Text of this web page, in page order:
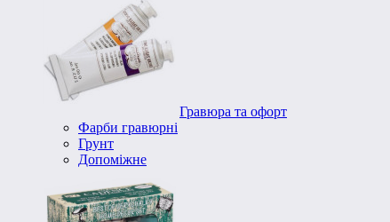
Гравюра та офорт
Фарби гравюрні
Грунт
Допоміжне